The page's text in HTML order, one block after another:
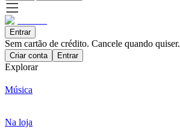
Entrar
Sem cartão de crédito. Cancele quando quiser.
Criar conta Entrar
Explorar
Música
Na loja